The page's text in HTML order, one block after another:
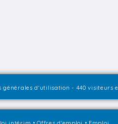
générales d'utilisation - 440 visiteurs